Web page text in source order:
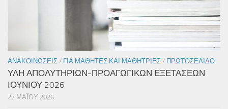
ΑΝΑΚΟΙΝΏΣΕΙΣ / ΓΙΑ ΜΑΘΗΤΈΣ ΚΑΙ ΜΑΘΉΤΡΙΕΣ / ΠΡΩΤΟΣΈΛΙΔΟ
ΥΛΗ ΑΠΟΛΥΤΗΡΙΩΝ-ΠΡΟΑΓΩΓΙΚΩΝ ΕΞΕΤΑΣΕΩΝ
ΙΟΥΝΙΟΥ 2026
27 ΜΑΪ́ΟΥ 2026